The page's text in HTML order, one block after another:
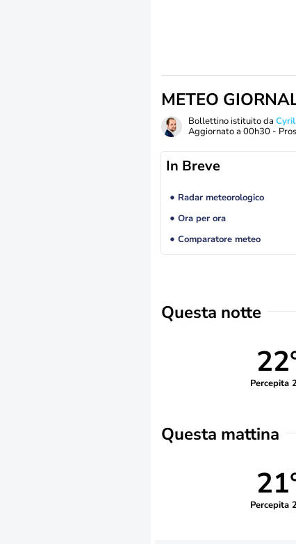
METEO
Bollettino istituito da
Aggiornato a 00h30 -
In Breve
Radar meteorologico
Ora per ora
Comparatore meteo
Questa notte
Percepita
Questa mattina
Percepita